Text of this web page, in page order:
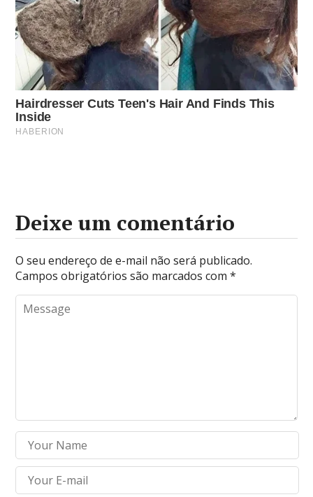
Deixe um comentário
O seu endereço de e-mail não será publicado.
Campos obrigatórios são marcados com*